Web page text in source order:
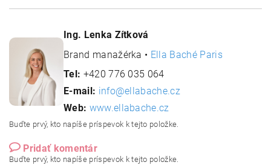
Ing. Lenka Zítková
Brand manažérka • Ella Baché Paris
Tel: +420 776 035 064
E-mail: info@ellabache.cz
Web: www.ellabache.cz
Buďte prvý, kto napíše príspevok k tejto položke.
Pridať komentár
Buďte prvý, kto napíše príspevok k tejto položke.